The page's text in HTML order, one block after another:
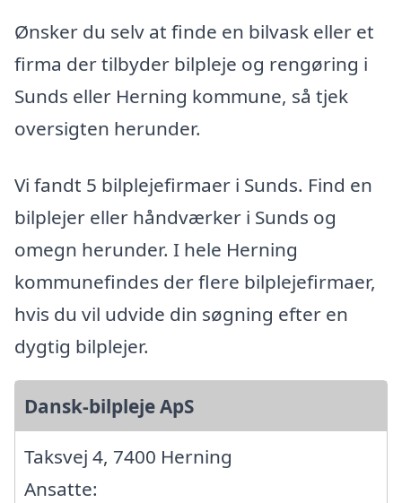
Ønsker du selv at finde en bilvask eller et
firma der tilbyder bilpleje og rengøring i
Sunds eller Herning kommune, så tjek
oversigten herunder.
Vi fandt 5 bilplejefirmaer i Sunds. Find en
bilplejer eller håndværker i Sunds og
omegn herunder. I hele Herning
kommunefindes der flere bilplejefirmaer,
hvis du vil udvide din søgning efter en
dygtig bilplejer.
Dansk-bilpleje ApS
Taksvej 4, 7400 Herning
Ansatte: